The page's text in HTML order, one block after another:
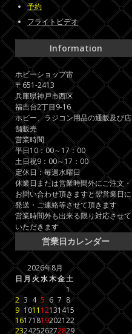
予約
フライトビデオ
Information
ホビーショップ雷
〒651-2413
兵庫県神戸市西区
福吉台2丁目9-16
ホビー、ラジコン用品の通販及び店
舗販売
営業時間
平日10：00～17：00
土日祝9：00～17：00
定休日：毎週水曜日
休業日または営業時間外にご注文・
お問い合わせ頂きますと翌営業日に
発送・ご連絡等させて頂きます
営業時間外も出来る限り対応させて
いただきます
営業日カレンダー
2026年8月
日月火水木金土
1
2 3 4 5 6 7 8
9 1011 12131415
16171819202122
23242526272829